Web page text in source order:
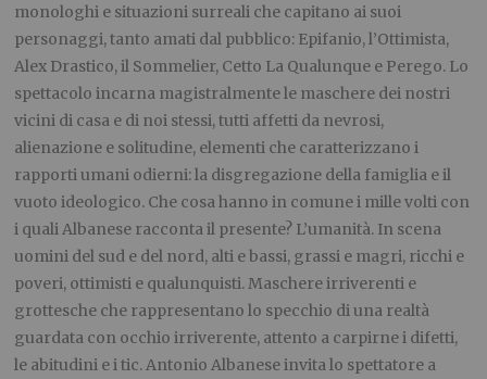
monologhi e situazioni surreali che capitano ai suoi
personaggi, tanto amati dal pubblico: Epifanio, l’Ottimista,
Alex Drastico, il Sommelier, Cetto La Qualunque e Perego. Lo
spettacolo incarna magistralmente le maschere dei nostri
vicini di casa e di noi stessi, tutti affetti da nevrosi,
alienazione e solitudine, elementi che caratterizzano i
rapporti umani odierni: la disgregazione della famiglia e il
vuoto ideologico. Che cosa hanno in comune i mille volti con
i quali Albanese racconta il presente? L’umanità. In scena
uomini del sud e del nord, alti e bassi, grassi e magri, ricchi e
poveri, ottimisti e qualunquisti. Maschere irriverenti e
grottesche che rappresentano lo specchio di una realtà
guardata con occhio irriverente, attento a carpirne i difetti,
le abitudini e i tic. Antonio Albanese invita lo spettatore a